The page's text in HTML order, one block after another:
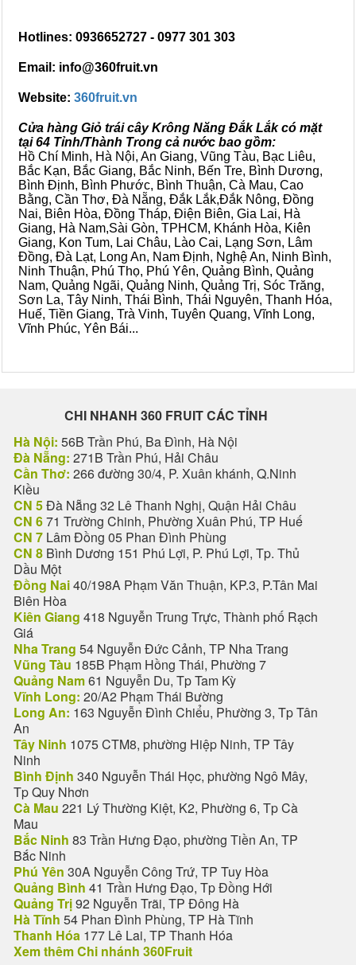
Hotlines: 0936652727 - 0977 301 303
Email: info@360fruit.vn
Website: 360fruit.vn
Cửa hàng Giỏ trái cây Krông Năng Đắk Lắk có mặt
tại 64 Tỉnh/Thành Trong cả nước bao gồm:
Hồ Chí Minh, Hà Nội, An Giang, Vũng Tàu, Bạc Liêu,
Bắc Kạn, Bắc Giang, Bắc Ninh, Bến Tre, Bình Dương,
Bình Định, Bình Phước, Bình Thuận, Cà Mau, Cao
Bằng, Cần Thơ, Đà Nẵng, Đắk Lắk,Đắk Nông, Đồng
Nai, Biên Hòa, Đồng Tháp, Điện Biên, Gia Lai, Hà
Giang, Hà Nam,Sài Gòn, TPHCM, Khánh Hòa, Kiên
Giang, Kon Tum, Lai Châu, Lào Cai, Lạng Sơn, Lâm
Đồng, Đà Lạt, Long An, Nam Định, Nghệ An, Ninh Bình,
Ninh Thuận, Phú Thọ, Phú Yên, Quảng Bình, Quảng
Nam, Quảng Ngãi, Quảng Ninh, Quảng Trị, Sóc Trăng,
Sơn La, Tây Ninh, Thái Bình, Thái Nguyên, Thanh Hóa,
Huế, Tiền Giang, Trà Vinh, Tuyên Quang, Vĩnh Long,
Vĩnh Phúc, Yên Bái...
CHI NHANH 360 FRUIT CÁC TỈNH
Hà Nội: 56B Trần Phú, Ba Đình, Hà Nội
Đà Nẵng: 271B Trần Phú, Hải Châu
Cần Thơ: 266 đường 30/4, P. Xuân khánh, Q.Ninh
Kiều
CN 5Đà Nẵng 32 Lê Thanh Nghị, Quận Hải Châu
CN 671 Trường Chinh, Phường Xuân Phú, TP Huế
CN 7 Lâm Đồng 05 Phan Đình Phùng
CN 8 Bình Dương 151 Phú Lợi, P. Phú Lợi, Tp. Thủ
Dầu Một
Đồng Nai40/198A Phạm Văn Thuận, KP.3, P.Tân Mai
Biên Hòa
Kiên Giang 418 Nguyễn Trung Trực, Thành phố Rạch
Giá
Nha Trang 54 Nguyễn Đức Cảnh, TP Nha Trang
Vũng Tàu 185B Phạm Hồng Thái, Phường 7
Quảng Nam61 Nguyễn Du, Tp Tam Kỳ
Vĩnh Long: 20/A2 Phạm Thái Bường
Long An: 163 Nguyễn Đình Chiểu, Phường 3, Tp Tân
An
Tây Ninh 1075 CTM8, phường Hiệp Ninh, TP Tây
Ninh
Bình Định 340 Nguyễn Thái Học, phường Ngô Mây,
Tp Quy Nhơn
Cà Mau 221 Lý Thường Kiệt, K2, Phường 6, Tp Cà
Mau
Bắc Ninh 83 Trần Hưng Đạo, phường Tiền An, TP
Bắc Ninh
Phú Yên 30A Nguyễn Công Trứ, TP Tuy Hòa
Quảng Bình 41 Trần Hưng Đạo, Tp Đồng Hới
Quảng Trị92 Nguyễn Trãi, TP Đông Hà
Hà Tĩnh 54 Phan Đình Phùng, TP Hà Tĩnh
Thanh Hóa 177 Lê Lai, TP Thanh Hóa
Xem thêm Chi nhánh 360Fruit